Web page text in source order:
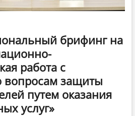
брифинг на
работа с
вопросам защиты
путем оказания
услуг»